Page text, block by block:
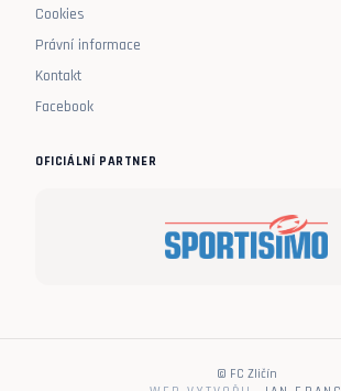
Cookies
Právní informace
Kontakt
Facebook
OFICIÁLNÍ PARTNER
© FC Zličín